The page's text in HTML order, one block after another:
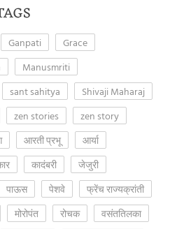
Ganpati
Grace
Manusmriti
sant sahitya
Shivaji Maharaj
zen stories
zen story
आरती प्रभू
आर्या
कादंबरी
जेजुरी
पाऊस पेशवे
फ्रेंच राज्यक्रांती
मोरोपंत रोचक
वसंततिलका